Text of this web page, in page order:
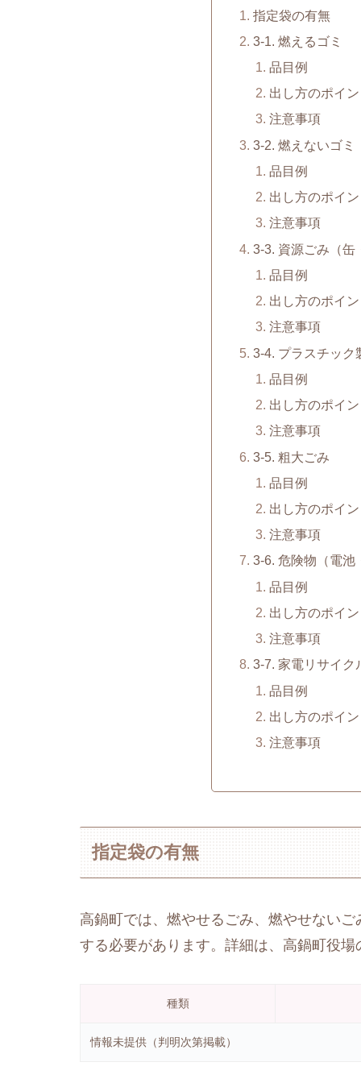
指定袋の有無
3-1. 燃えるゴミ
品目例
出し方のポイ
注意事項
3-2. 燃えないゴミ
品目例
出し方のポイ
注意事項
3-3. 資源ごみ（缶
品目例
出し方のポイ
注意事項
3-4. プラスチック
品目例
出し方のポイ
注意事項
3-5. 粗大ごみ
品目例
出し方のポイ
注意事項
3-6. 危険物（電池
品目例
出し方のポイ
注意事項
3-7. 家電リサイク
品目例
出し方のポイ
注意事項
指定袋の有無
高鍋町では、燃やせるごみ、燃やせない
する必要があります。詳細は、高鍋町役
種類
情報未提供（判明次第掲載）